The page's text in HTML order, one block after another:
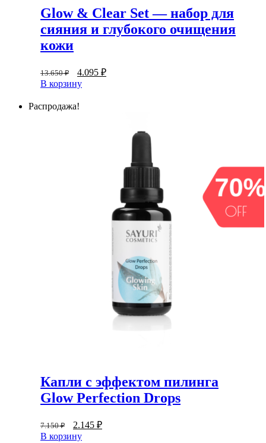
Glow & Clear Set — набор для
сияния и глубокого очищения
кожи
13.650₽ 4.095 ₽
В корзину
Распродажа!
Капли с эффектом пилинга
Glow Perfection Drops
7.150₽ 2.145 ₽
В корзину